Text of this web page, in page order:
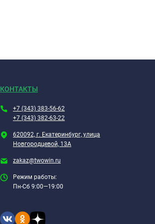
КОНТАКТЫ
+7 (343) 383-56-62
+7 (343) 382-63-22
620092, г. Екатеринбург, улица
Новгородцевой, 13А
zakaz@twowin.ru
Режим работы:
Пн-Сб 9:00—19:00